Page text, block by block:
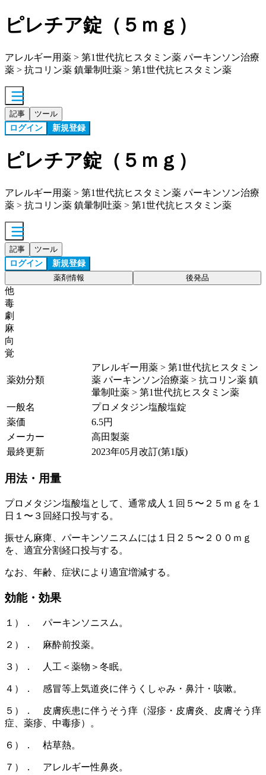
ピレチア錠（５ｍｇ）
アレルギー用薬 > 第1世代抗ヒスタミン薬 パーキンソン治療
薬 > 抗コリン薬 鎮暈制吐薬 > 第1世代抗ヒスタミン薬
記事 ツール
ログイン 新規登録
ピレチア錠（５ｍｇ）
アレルギー用薬 > 第1世代抗ヒスタミン薬 パーキンソン治療
薬 > 抗コリン薬 鎮暈制吐薬 > 第1世代抗ヒスタミン薬
記事 ツール
ログイン 新規登録
薬剤情報 後発品
他
毒
劇
麻
向
覚
薬効分類
アレルギー用薬 > 第1世代抗ヒスタミン
薬 パーキンソン治療薬 > 抗コリン薬 鎮
暈制吐薬 > 第1世代抗ヒスタミン薬
一般名
プロメタジン塩酸塩錠
薬価
6.5円
メーカー
高田製薬
最終更新
2023年05月改訂(第1版)
用法・用量
プロメタジン塩酸塩として、通常成人１回５〜２５ｍｇを１
日１〜３回経口投与する。
振せん麻痺、パーキンソニスムには１日２５〜２００ｍｇ
を、適宜分割経口投与する。
なお、年齢、症状により適宜増減する。
効能・効果
１）． パーキンソニスム。
２）． 麻酔前投薬。
３）． 人工＜薬物＞冬眠。
４）． 感冒等上気道炎に伴うくしゃみ・鼻汁・咳嗽。
５）． 皮膚疾患に伴うそう痒（湿疹・皮膚炎、皮膚そう痒
症、薬疹、中毒疹）。
６）． 枯草熱。
７）． アレルギー性鼻炎。